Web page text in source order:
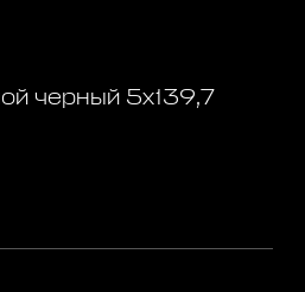
черный 5x139,7